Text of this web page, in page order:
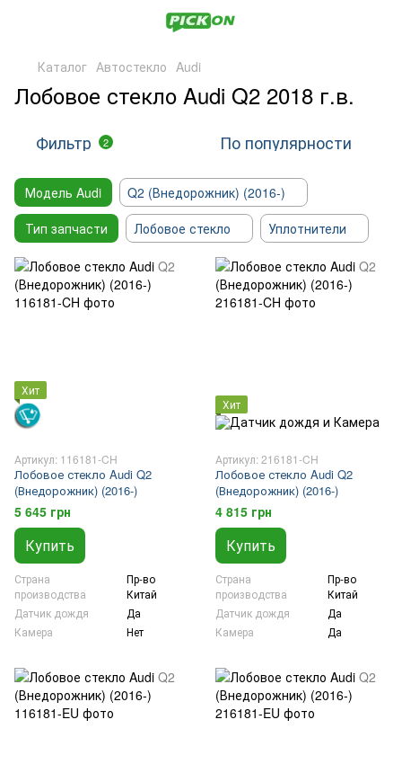
Каталог Автостекло Audi
Лобовое стекло Audi Q2 2018 г.в.
Фильтр 2 По популярности
Модель Audi
Q2 (Внедорожник) (2016-)
Тип запчасти
Лобовое стекло Уплотнители
Хит
Артикул: 116181-CH
Лобовое стекло Audi Q2
(Внедорожник) (2016-)
5 645 грн
Купить
Страна
производства
Пр-во
Китай
Датчик дождя
Да
Камера
Нет
Хит
Артикул: 216181-CH
Лобовое стекло Audi Q2
(Внедорожник) (2016-)
4 815 грн
Купить
Страна
производства
Пр-во
Китай
Датчик дождя
Да
Камера
Да